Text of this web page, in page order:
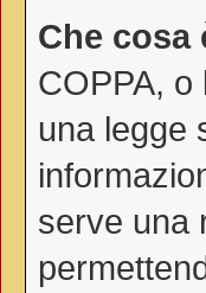
Che cosa
COPPA,
una legge
serve una